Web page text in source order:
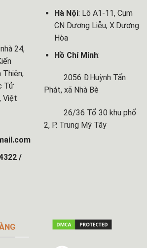
24,
Thiên,
Tử
Việt
/
Hà Nội: Lô A1-11, Cụm
CN Dương Liễu, X.Dương
Hòa
Hồ Chí Minh:
2056 Đ.Huỳnh Tấn
Phát, xã Nhà Bè
26/36 Tổ 30 khu phố
2, P. Trung Mỹ Tây